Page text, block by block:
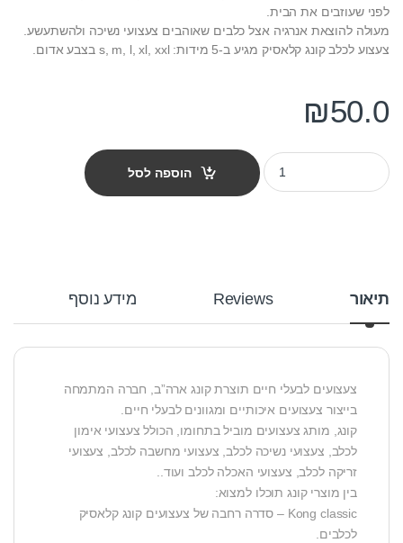
לפני שעוזבים את הבית.
מעולה להוצאת אנרגיה אצל כלבים שאוהבים צעצועי נשיכה ולהשתעשע.
צעצוע לכלב קונג קלאסיק מגיע ב-5 מידות: s, m, l, xl, xxl בצבע אדום.
₪50.0
צעצוע לכלב קונג s קלאסיק quantity
הוספה לסל
תיאור Reviews מידע נוסף
צעצועים לבעלי חיים תוצרת קונג ארה”ב, חברה המתמחה
בייצור צעצועים איכותיים ומגוונים לבעלי חיים.
קונג, מותג צעצועים מוביל בתחומו, הכולל צעצועי אימון
לכלב, צעצועי נשיכה לכלב, צעצועי מחשבה לכלב, צעצועי
זריקה לכלב, צעצועי האכלה לכלב ועוד..
בין מוצרי קונג תוכלו למצוא:
Kong classic – סדרה רחבה של צעצועים קונג קלאסיק
לכלבים.